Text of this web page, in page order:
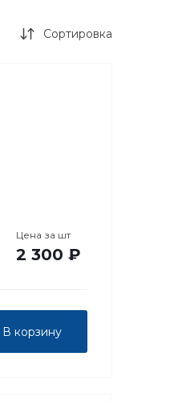
Сортировка
Цена за шт
2 300 ₽
В корзину